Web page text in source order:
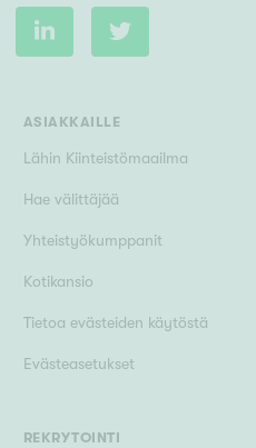
ASIAKKAILLE
Lähin Kiinteistömaailma
Hae välittäjää
Yhteistyökumppanit
Kotikansio
Tietoa evästeiden käytöstä
Evästeasetukset
REKRYTOINTI